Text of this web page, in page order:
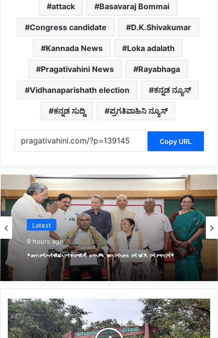
attack Basavaraj Bommai
Congress candidate D.K.Shivakumar
Kannada News Loka adalath
Pragativahini News Rayabhaga
Vidhanaparishath election ಕನ್ನಡ ನ್ಯೂಸ್
ಕನ್ನಡ ಸುದ್ದಿ ಪ್ರಗತಿವಾಹಿನಿ ನ್ಯೂಸ್
Copy URL
Latest
9 hours ago
*ಉದಯ್‌ಕುಮಾರ್‌ಗೆ ಖಾದ್ರಿ ಶಾಮಣ್ಣ ಪ್ರಶಸ್ತಿ ಪ್ರದಾನ*
ಹೆಮ್ಮಡಗಾ
ಪ್ರಕೃತಿ
ಶಿಬಿರ
ಪುನಃ